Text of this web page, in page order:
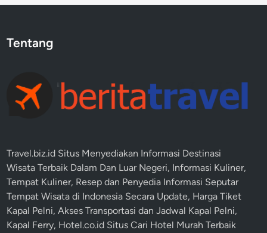
Tentang
Travel.biz.id Situs Menyediakan Informasi Destinasi
Wisata Terbaik Dalam Dan Luar Negeri, Informasi Kuliner,
Tempat Kuliner, Resep dan Penyedia Informasi Seputar
TempatWisata di Indonesia Secara Update, Harga Tiket
Kapal Pelni, Akses Transportasi danJadwal Kapal Pelni,
Kapal Ferry, Hotel.co.id Situs Cari Hotel Murah Terbaik